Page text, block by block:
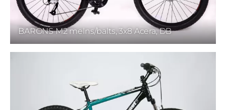
BARONS M2 melns/balts, 3x8 Acera, DB